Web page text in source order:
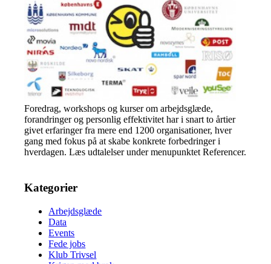
Foredrag, workshops og kurser om arbejdsglæde,
forandringer og personlig effektivitet har i snart to årtier
givet erfaringer fra mere end 1200 organisationer, hver
gang med fokus på at skabe konkrete forbedringer i
hverdagen. Læs udtalelser under menupunktet Referencer.
Kategorier
Arbejdsglæde
Data
Events
Fede jobs
Klub Trivsel